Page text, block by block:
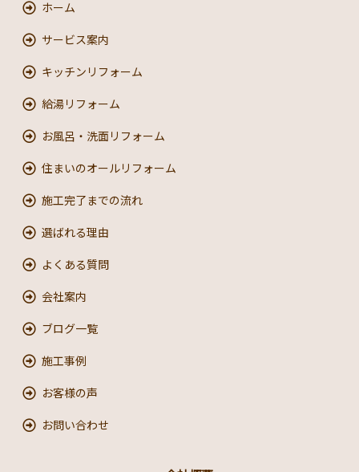
ホーム
サービス案内
キッチンリフォーム
給湯リフォーム
お風呂・洗面リフォーム
住まいのオールリフォーム
施工完了までの流れ
選ばれる理由
よくある質問
会社案内
ブログ一覧
施工事例
お客様の声
お問い合わせ